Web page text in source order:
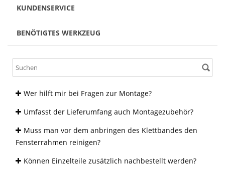
KUNDENSERVICE
BENÖTIGTES WERKZEUG
Wer hilft mir bei Fragen zur Montage?
Umfasst der Lieferumfang auch Montagezubehör?
Muss man vor dem anbringen des Klettbandes den
Fensterrahmen reinigen?
Können Einzelteile zusätzlich nachbestellt werden?